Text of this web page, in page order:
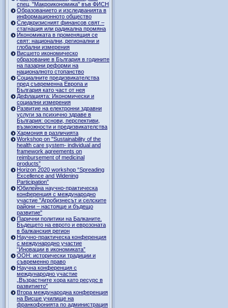
спец. "Макроикономика" във ФИСН
Образованието и изследванията в
информационното общество
Следкризисният финансов свят –
стагнация или радикална промяна
Икономиката в променящия се
свят: национални, регионални и
глобални измерения
Висшето икономическо
образование в България в годините
на пазарни реформи на
националното стопанство
Социалните предизвикателства
пред съвременна Европа и
България като част от нея
Дефлацията: Икономически и
социални измерения
Развитие на електронни здравни
услуги за психично здраве в
България: основи, перспективи,
възможности и предизвикателства
Хармония в различията
Workshop on "Sustainability of the
health care system- individual and
framework agreements on
reimbursement of medicinal
products”
Horizon 2020 workshop “Spreading
Excellence and Widening
Participation”
Юбилейна научно-практическа
конференция с международно
участие "Агробизнесът и селските
райони – настояще и бъдещо
развитие"
Парични политики на Балканите.
Бъдещето на еврото и еврозоната
в балканския регион
Научно-практическа конференция
с международно участие
“Иновации в икономиката”
ООН: исторически традиции и
съвременно право
Научна конференция с
международно участие
„Възрастните хора като ресурс в
развитието”
Втора международна конференция
на Висше училище на
франкофонията по администрация